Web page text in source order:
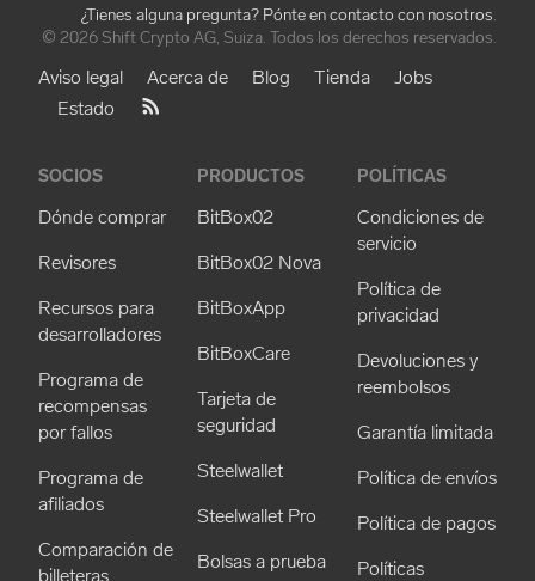
¿Tienes alguna pregunta? Pónte en contacto con nosotros.
© 2026 Shift Crypto AG, Suiza. Todos los derechos reservados.
Aviso legal Acerca de Blog Tienda
Jobs
Estado
SOCIOS
Dónde comprar
Revisores
Recursos para
desarrolladores
Programa de
recompensas
por fallos
Programa de
afiliados
Comparación de
billeteras
PRODUCTOS
BitBox02
BitBox02 Nova
BitBoxApp
BitBoxCare
Tarjeta de
seguridad
Steelwallet
Steelwallet Pro
Bolsas a prueba
POLÍTICAS
Condiciones de
servicio
Política de
privacidad
Devoluciones y
reembolsos
Garantía limitada
Política de envíos
Política de pagos
Políticas